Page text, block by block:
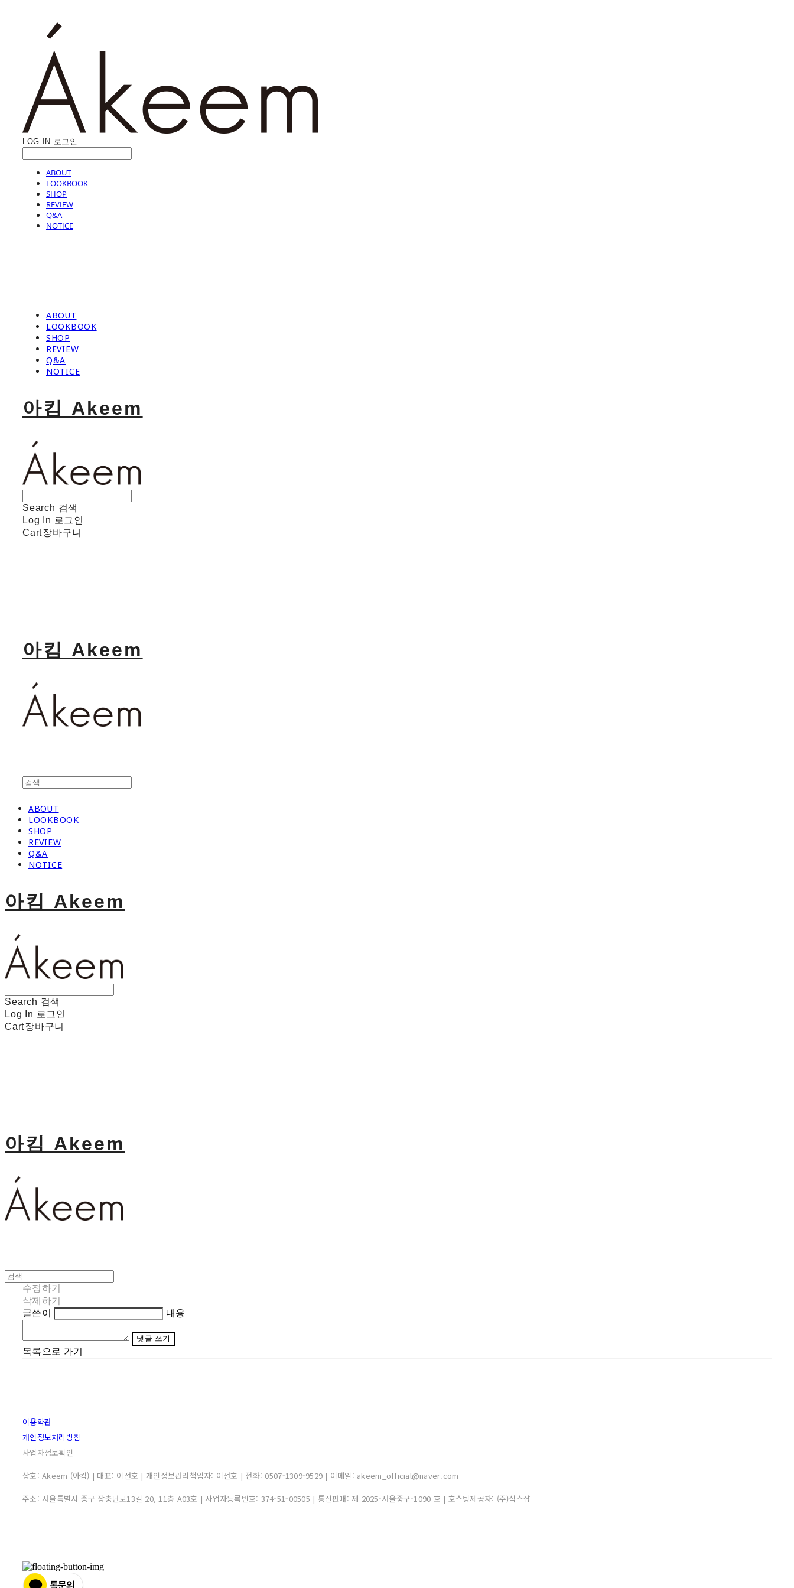
LOG IN 로그인
ABOUT
LOOKBOOK
SHOP
REVIEW
Q&A
NOTICE
ABOUT
LOOKBOOK
SHOP
REVIEW
Q&A
NOTICE
아킴 Akeem
Search 검색
Log In 로그인
Cart장바구니
아킴 Akeem
ABOUT
LOOKBOOK
SHOP
REVIEW
Q&A
NOTICE
아킴 Akeem
Search 검색
Log In 로그인
Cart장바구니
아킴 Akeem
수정하기
삭제하기
글쓴이
내용
댓글 쓰기
목록으로 가기
이용약관
개인정보처리방침
사업자정보확인
상호: Akeem (아킴) | 대표: 이선호 | 개인정보관리책임자: 이선호 | 전화: 0507-1309-9529 | 이메일: akeem_official@naver.com
주소: 서울특별시 중구 장충단로13길 20, 11층 A03호 | 사업자등록번호: 374-51-00505 | 통신판매: 제 2025-서울중구-1090 호 | 호스팅제공자: (주)식스샵